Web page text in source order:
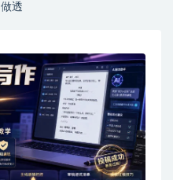
做透